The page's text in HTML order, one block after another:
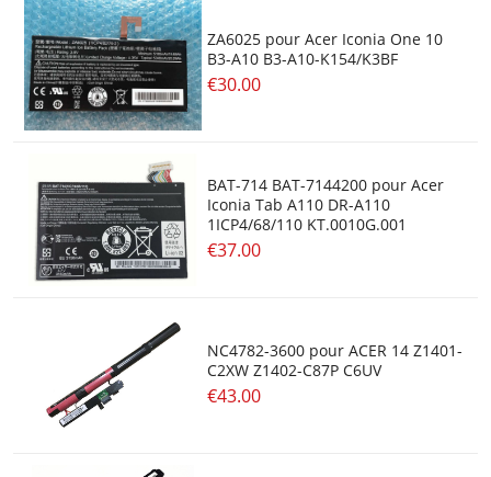
ZA6025 pour Acer Iconia One 10
B3-A10 B3-A10-K154/K3BF
€30.00
BAT-714 BAT-7144200 pour Acer
Iconia Tab A110 DR-A110
1ICP4/68/110 KT.0010G.001
€37.00
NC4782-3600 pour ACER 14 Z1401-
C2XW Z1402-C87P C6UV
€43.00